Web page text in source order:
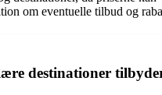
om eventuelle tilbud og
destinationer